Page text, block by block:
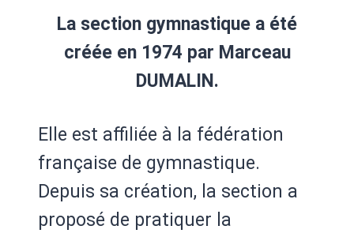
La section gymnastique a été
créée en 1974 par Marceau
DUMALIN.
Elle est affiliée à la fédération
française de gymnastique.
Depuis sa création, la section a
proposé de pratiquer la